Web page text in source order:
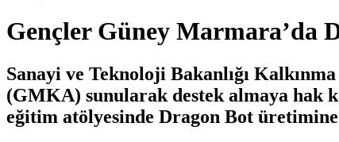
Gençler Güney Marmara’da
Sanayi ve Teknoloji Bakanlığı
(GMKA) sunularak destek almaya hak
eğitim atölyesinde Dragon Bot üretimine